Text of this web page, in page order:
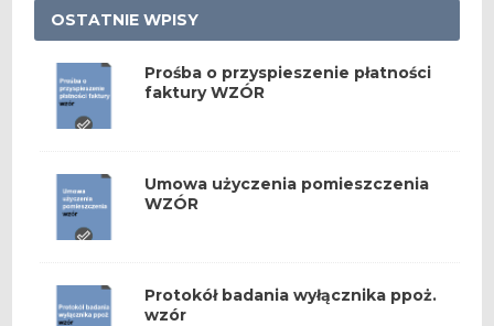
OSTATNIE WPISY
Prośba o przyspieszenie płatności
faktury WZÓR
Umowa użyczenia pomieszczenia
WZÓR
Protokół badania wyłącznika ppoż.
wzór